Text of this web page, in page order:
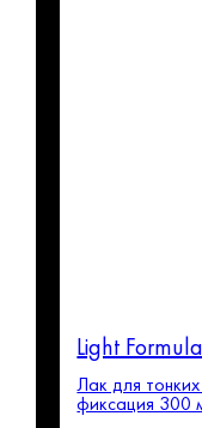
Light
Лак для
фиксация 300